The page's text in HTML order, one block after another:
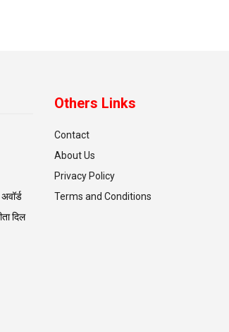
दिल
Others Links
Contact
About Us
Privacy Policy
Terms and Conditions